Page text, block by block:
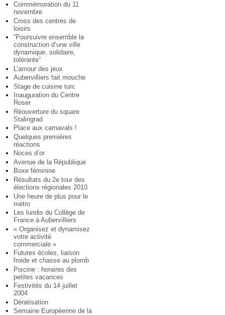
Commémoration du 11
novembre
Cross des centres de
loisirs
“Poursuivre ensemble la
construction d’une ville
dynamique, solidaire,
tolérante”
L’amour des jeux
Aubervilliers fait mouche
Stage de cuisine turc
Inauguration du Centre
Roser
Réouverture du square
Stalingrad
Place aux carnavals !
Quelques premières
réactions
Noces d’or
Avenue de la République
Boxe féminine
Résultats du 2e tour des
élections régionales 2010
Une heure de plus pour le
métro
Les lundis du Collège de
France à Aubervilliers
« Organisez et dynamisez
votre activité
commerciale »
Futures écoles, liaison
froide et chasse au plomb
Piscine : horaires des
petites vacances
Festivités du 14 juillet
2004
Dératisation
Semaine Européenne de la